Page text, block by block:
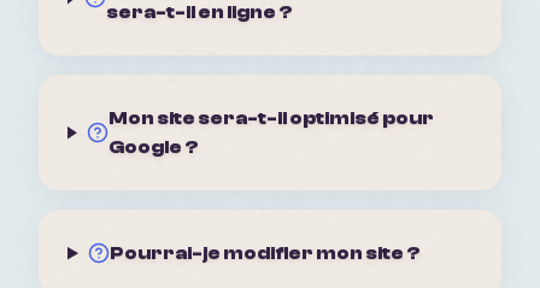
sera-t-il en ligne ?
Mon site sera-t-il optimisé pour
Google ?
Pourrai-je modifier mon site ?